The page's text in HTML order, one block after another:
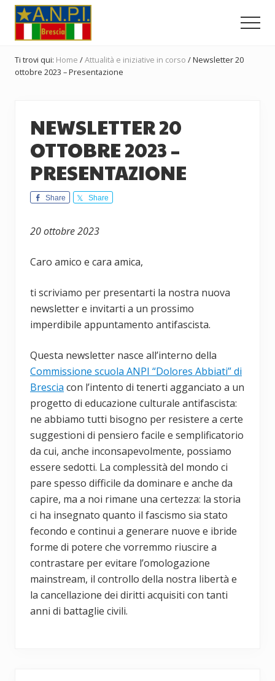
Menu
Passa
contenuto
principale
Passa
alla
barra
laterale
primaria
Passa
pagina
Provinciale
dell'ANPI
Ti trovi qui: Home /Attualità e iniziative in corso /Newsletter 20
ottobre 2023 – Presentazione
NEWSLETTER 20
OTTOBRE 2023 –
PRESENTAZIONE
Share Share
20 ottobre 2023
Caro amico e cara amica,
ti scriviamo per presentarti la nostra nuova
newsletter e invitarti a un prossimo
imperdibile appuntamento antifascista.
Questa newsletter nasce all’interno della
Commissione scuola ANPI “Dolores Abbiati” di
Brescia con l’intento di tenerti agganciato a un
progetto di educazione culturale antifascista:
ne abbiamo tutti bisogno per resistere a certe
suggestioni di pensiero facile e semplificatorio
da cui, anche inconsapevolmente, possiamo
essere sedotti. La complessità del mondo ci
pare spesso difficile da dominare e anche da
capire, ma a noi rimane una certezza: la storia
ci ha insegnato quanto il fascismo sia stato
fecondo e continui a generare nuove e ibride
forme di potere che vorremmo riuscire a
contrastare per evitare l’omologazione
mainstream, il controllo della nostra libertà e
la cancellazione dei diritti acquisiti con tanti
anni di battaglie civili.